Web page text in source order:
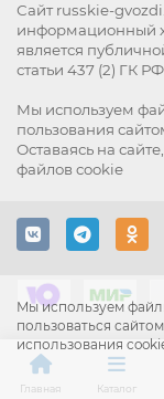
Мы используем
пользоваться
использования
Сайт russkie-
информационный
является
статьи 437 (2) ГК РФ
Мы используем
пользования
Оставаясь на
файлов cookie
Главная Каталог